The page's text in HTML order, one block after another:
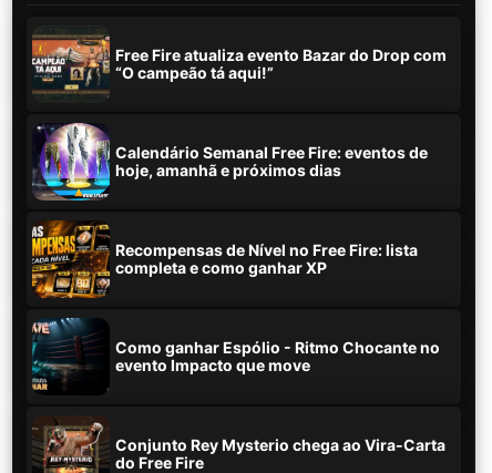
Free Fire atualiza evento Bazar do Drop com
“O campeão tá aqui!”
Calendário Semanal Free Fire: eventos de
hoje, amanhã e próximos dias
Recompensas de Nível no Free Fire: lista
completa e como ganhar XP
Como ganhar Espólio - Ritmo Chocante no
evento Impacto que move
Conjunto Rey Mysterio chega ao Vira-Carta
do Free Fire